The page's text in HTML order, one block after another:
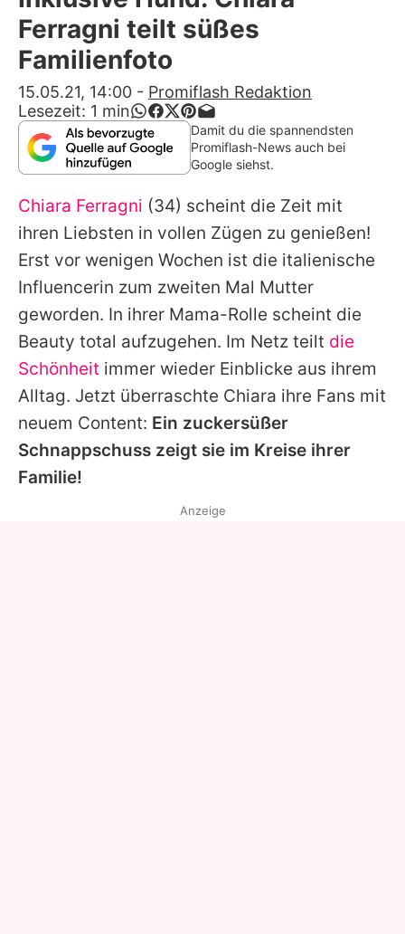
Alle Themen auf Promiflash
App runterladen
Team
Redaktionelle Richtlinien
Impressum
Datenschutzerklärung
Nutzungsbedingungen
Utiq verwalten
Ferragni teilt süßes
Familienfoto
15.05.21, 14:00 - Promiflash Redaktion
Lesezeit: 1 min
Damit du die spannendsten
Promiflash-News auch bei
Google siehst.
Chiara Ferragni (34) scheint die Zeit mit
ihren Liebsten in vollen Zügen zu genießen!
Erst vor wenigen Wochen ist die italienische
Influencerin zum zweiten Mal Mutter
geworden. In ihrer Mama-Rolle scheint die
Beauty total aufzugehen. Im Netz teilt die
Schönheit immer wieder Einblicke aus ihrem
Alltag. Jetzt überraschte Chiara ihre Fans mit
neuem Content: Ein zuckersüßer
Schnappschuss zeigt sie im Kreise ihrer
Familie!
Anzeige